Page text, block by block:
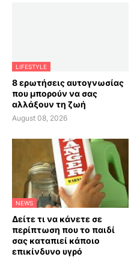
LIFESTYLE
8 ερωτήσεις αυτογνωσίας
που μπορούν να σας
αλλάξουν τη ζωή
August 08, 2026
NEWS
Δείτε τι να κάνετε σε
περίπτωση που το παιδί
σας καταπιεί κάποιο
επικίνδυνο υγρό